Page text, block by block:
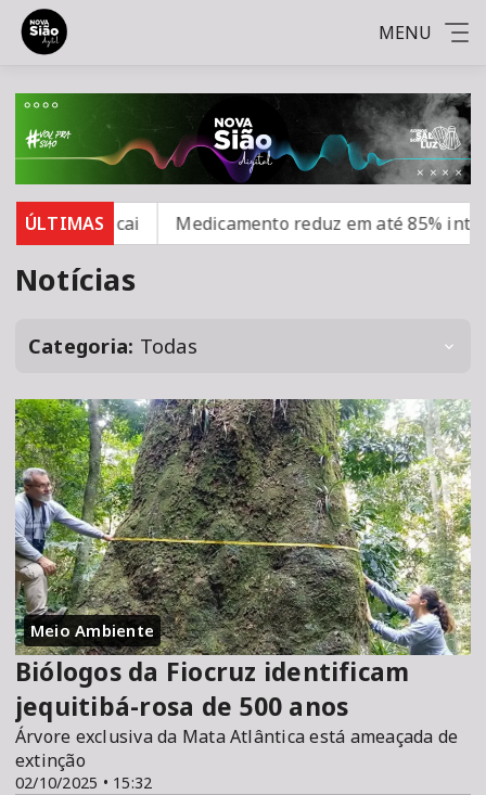
MENU
ÚLTIMAS
cai Medicamento reduz em até 85% internações
Notícias
Categoria: Todas
Meio Ambiente
02/10/2025 • 15:32
Biólogos da Fiocruz identificam
jequitibá-rosa de 500 anos
Árvore exclusiva da Mata Atlântica está ameaçada de
extinção